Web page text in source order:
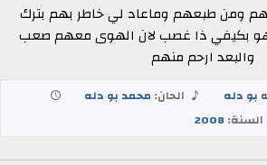
ومن طبعهم وماعاد لي خاطر بهم بترك
بكيفي ذا غصب لان الهوى معهم صعب
والبعد ارحم منهم
بو دله الحان: محمد بو دله
السنة:2008